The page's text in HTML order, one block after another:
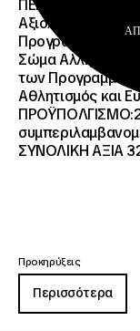
ΠΕΡΙΓΡΑΦΗ:
Αξιολόγησης
Προγράμματος
Σώμα
των
Αθλητισμός και
ΣΥΝΟΛΙΚΗ ΑΞΙΑ
Προκηρύξεις
Περισσότερα